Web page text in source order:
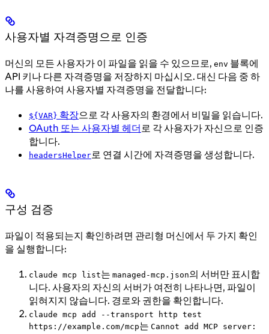
사용자별 자격증명으로 인증
머신의 모든 사용자가 이 파일을 읽을 수 있으므로, env 블록에
API 키나 다른 자격증명을 저장하지 마십시오. 대신 다음 중 하
나를 사용하여 사용자별 자격증명을 전달합니다:
${VAR} 확장으로 각 사용자의 환경에서 비밀을 읽습니다.
OAuth 또는 사용자별 헤더로 각 사용자가 자신으로 인증
합니다.
headersHelper로 연결 시간에 자격증명을 생성합니다.
구성 검증
파일이 적용되는지 확인하려면 관리형 머신에서 두 가지 확인
을 실행합니다:
claude mcp list는 managed-mcp.json의 서버만 표시합
니다. 사용자의 자신의 서버가 여전히 나타나면, 파일이
읽혀지지 않습니다. 경로와 권한을 확인합니다.
claude mcp add --transport http test
https://example.com/mcp는 Cannot add MCP server: